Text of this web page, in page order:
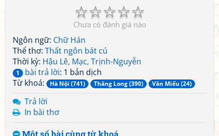
☆
☆
☆
☆
☆
Chưa có đánh giá nào
Ngôn ngữ: Chữ Hán
Thể thơ: Thất ngôn bát cú
Thời kỳ: Hậu Lê, Mạc, Trịnh-Nguyễn
1 bài trả lời: 1 bản dịch
Từ khoá:
Hà Nội (741) Thăng Long (390) Văn Miếu (24)
Trả lời
In bài thơ